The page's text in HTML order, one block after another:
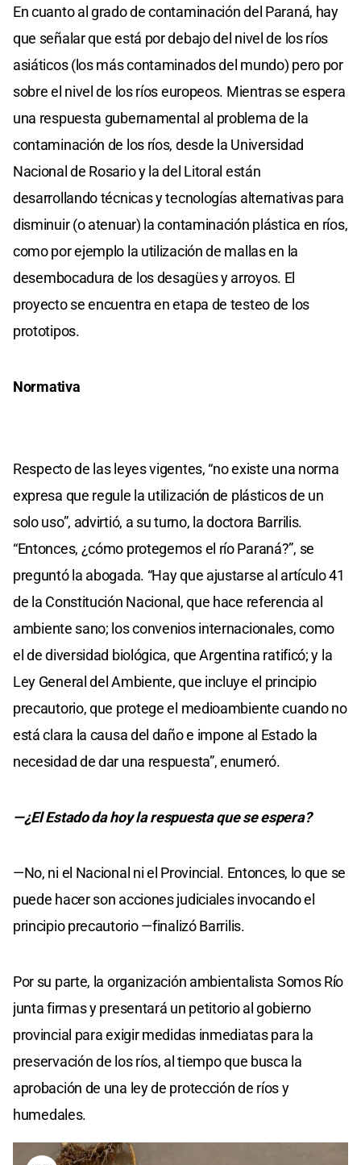
En cuanto al grado de contaminación del Paraná, hay
que señalar que está por debajo del nivel de los ríos
asiáticos (los más contaminados del mundo) pero por
sobre el nivel de los ríos europeos. Mientras se espera
una respuesta gubernamental al problema de la
contaminación de los ríos, desde la Universidad
Nacional de Rosario y la del Litoral están
desarrollando técnicas y tecnologías alternativas para
disminuir (o atenuar) la contaminación plástica en ríos,
como por ejemplo la utilización de mallas en la
desembocadura de los desagües y arroyos. El
proyecto se encuentra en etapa de testeo de los
prototipos.
Normativa
Respecto de las leyes vigentes, “no existe una norma
expresa que regule la utilización de plásticos de un
solo uso”, advirtió, a su turno, la doctora Barrilis.
“Entonces, ¿cómo protegemos el río Paraná?”, se
preguntó la abogada. “Hay que ajustarse al artículo 41
de la Constitución Nacional, que hace referencia al
ambiente sano; los convenios internacionales, como
el de diversidad biológica, que Argentina ratificó; y la
Ley General del Ambiente, que incluye el principio
precautorio, que protege el medioambiente cuando no
está clara la causa del daño e impone al Estado la
necesidad de dar una respuesta”, enumeró.
—¿El Estado da hoy la respuesta que se espera?
—No, ni el Nacional ni el Provincial. Entonces, lo que se
puede hacer son acciones judiciales invocando el
principio precautorio —finalizó Barrilis.
Por su parte, la organización ambientalista Somos Río
junta firmas y presentará un petitorio al gobierno
provincial para exigir medidas inmediatas para la
preservación de los ríos, al tiempo que busca la
aprobación de una ley de protección de ríos y
humedales.